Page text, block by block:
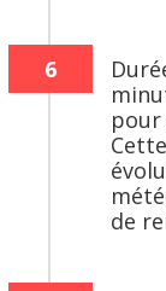
6
pour
de